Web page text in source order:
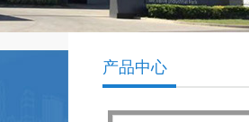
产品中心